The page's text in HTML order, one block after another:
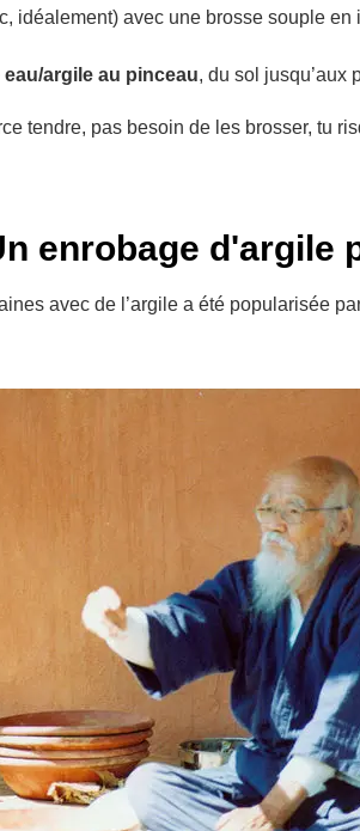
idéalement) avec une brosse souple
argile au pinceau, du sol jusqu’aux
tendre, pas besoin de les brosser, tu
enrobage d'argile
avec de l’argile a été popularisée